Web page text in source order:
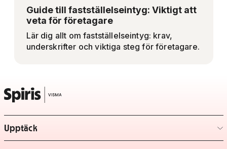
Guide till fastställelseintyg: Viktigt att
veta för företagare
Lär dig allt om fastställelseintyg: krav,
underskrifter och viktiga steg för företagare.
Upptäck
– klicka för att expandera lista